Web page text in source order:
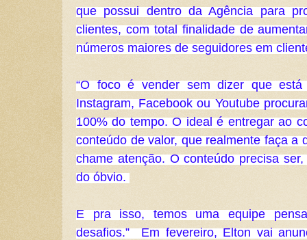
que possui dentro da Agência para
clientes, com total finalidade de
números maiores de seguidores em
“O foco é vender sem dizer que
Instagram, Facebook ou Youtube
100% do tempo. O ideal é entregar ao
conteúdo de valor, que realmente faça a
chame atenção. O conteúdo precisa
do óbvio.
E pra isso, temos uma equipe
desafios.”  Em fevereiro, Elton vai